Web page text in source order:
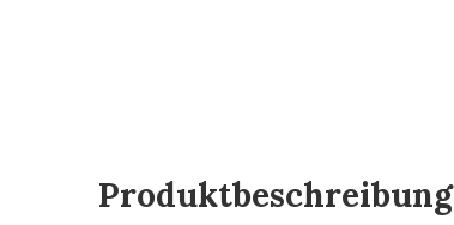
Produktbeschreibung